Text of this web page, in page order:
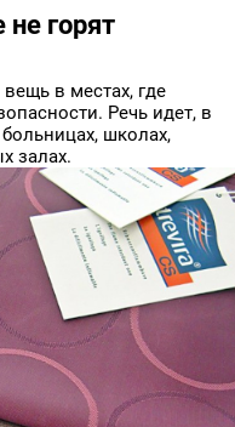
горят
в местах, где
Речь идет, в
школах,
залах.